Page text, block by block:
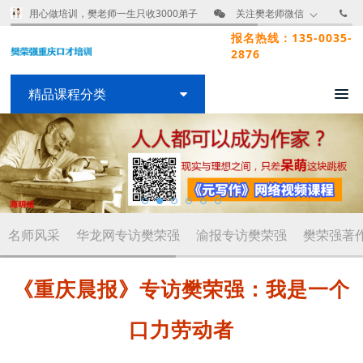
用心做培训，樊老师一生只收3000弟子 关注樊老师微信
报名热线：135-0035-
2876
精品课程分类
名师风采 华龙网专访樊荣强 渝报专访樊荣强 樊荣强著
《重庆晨报》专访樊荣强：我是一个
口力劳动者